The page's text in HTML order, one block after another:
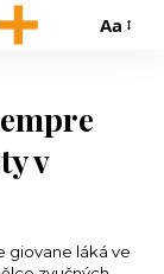
Aa
v
giovane láká ve